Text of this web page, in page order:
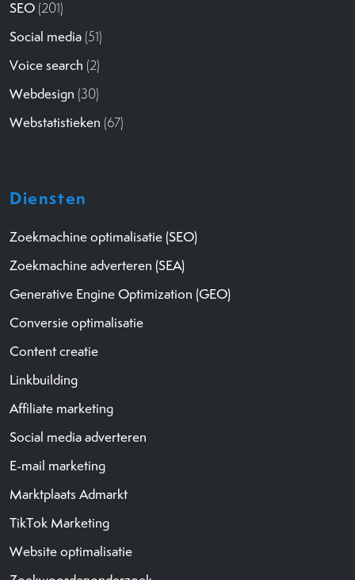
SEO (201)
Social media (51)
Voice search (2)
Webdesign (30)
Webstatistieken (67)
Diensten
Zoekmachine optimalisatie (SEO)
Zoekmachine adverteren (SEA)
Generative Engine Optimization (GEO)
Conversie optimalisatie
Content creatie
Linkbuilding
Affiliate marketing
Social media adverteren
E-mail marketing
Marktplaats Admarkt
TikTok Marketing
Website optimalisatie